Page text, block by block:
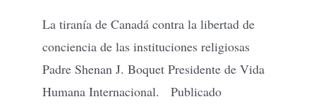
La tiranía de Canadá contra la libertad de
conciencia de las instituciones religiosas
Padre Shenan J. Boquet Presidente de Vida
Humana Internacional. Publicado